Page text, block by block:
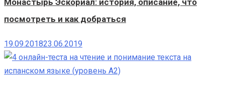
Монастырь Эскориал: история, описание, что
посмотреть и как добраться
19.09.201823.06.2019